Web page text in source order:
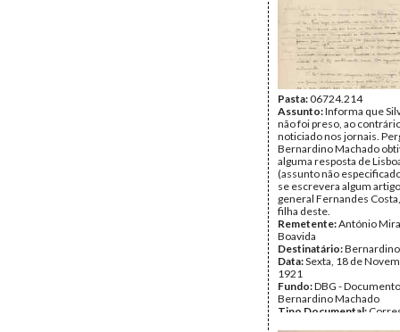
Pasta:06724.214
Assunto:Informa que
não foi preso, ao
noticiado nos jornais.
Bernardino Machado
alguma resposta de
(assunto não
se escrevera algum
general Fernandes
filha deste.
Remetente:António
Boavida
Destinatário:
Data:Sexta, 18 de
1921
Fundo:DBG -
Bernardino Machado
Tipo Documental: